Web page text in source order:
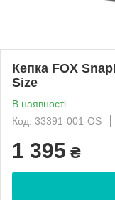
Кепка FOX
Size
В наявності
Код: 33391-001-OS
1 395 ₴